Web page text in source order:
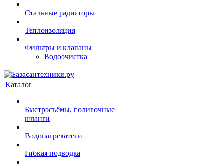
Стальные радиаторы
Теплоизоляция
Фильтры и клапаны
Водоочистка
Каталог
Быстросъёмы, поливочные
шланги
Водонагреватели
Гибкая подводка